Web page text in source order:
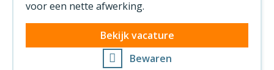
voor een nette afwerking.
Bekijk vacature
Bewaren